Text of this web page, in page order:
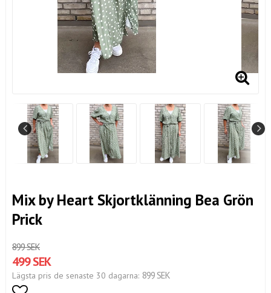
Mix by Heart Skjortklänning Bea Grön
Prick
899 SEK
499 SEK
Lägsta pris de senaste 30 dagarna 899 SEK